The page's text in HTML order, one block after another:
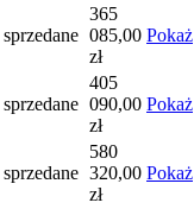
sprzedane
365
085,00
zł
Pokaż
sprzedane
405
090,00
zł
Pokaż
sprzedane
580
320,00
zł
Pokaż